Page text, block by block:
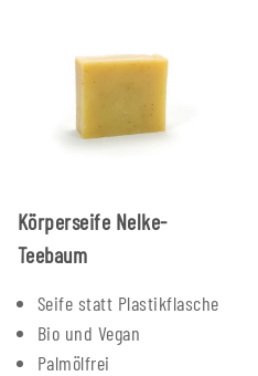
Körperseife Nelke-
Teebaum
Seife statt Plastikflasche
Bio und Vegan
Palmölfrei